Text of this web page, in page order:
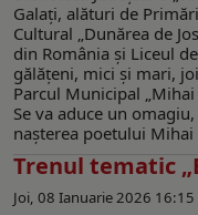
Galați, alături de
Cultural „Dunărea de
din România și Liceul
gălățeni, mici și mari,
Parcul Municipal
Se va aduce un
nașterea poetului Mihai
Trenul tematic
Joi, 08 Ianuarie 2026 16:15